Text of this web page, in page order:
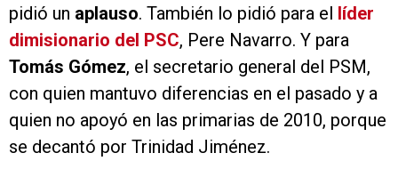
pidió un aplauso. También lo pidió para el líder
dimisionario del PSC, Pere Navarro. Y para
Tomás Gómez, el secretario general del PSM,
con quien mantuvo diferencias en el pasado y a
quien no apoyó en las primarias de 2010, porque
se decantó por Trinidad Jiménez.